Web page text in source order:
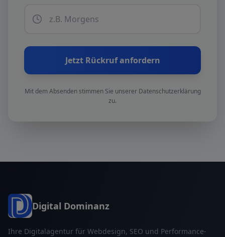
Jetzt Rückruf anfordern
Mit dem Absenden stimmen Sie unserer Datenschutzerklärung
zu.
Digital Dominanz
Ihre Digitalagentur für Webdesign, SEO und Performance-